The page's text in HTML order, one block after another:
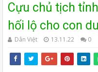
Cựu chủ tịch
hối lộ cho con
Dân Việt 13.11.22 0